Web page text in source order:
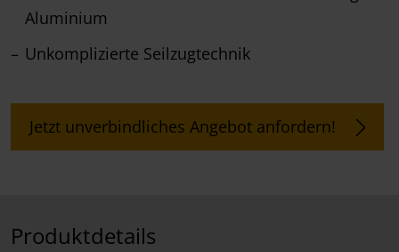
Aluminium
Unkomplizierte Seilzugtechnik
Jetzt unverbindliches Angebot anfordern!
Produktdetails